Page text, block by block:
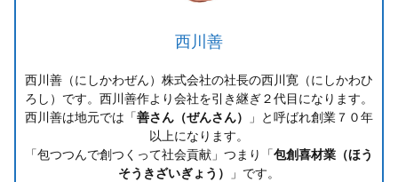
西川善
西川善（にしかわぜん）株式会社の社長の西川寛（にしかわひ
ろし）です。西川善作より会社を引き継ぎ２代目になります。
西川善は地元では「善さん（ぜんさん）
」と呼ばれ創業７０年
以上になります。
「包つつんで創つくって社会貢献」つまり「包創喜材業（ほう
そうきざいぎょう）
」です。